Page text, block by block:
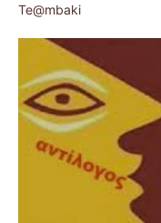
Te@mbaki